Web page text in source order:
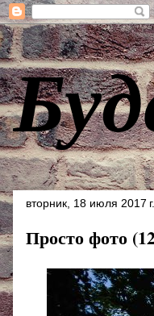
вторник, 18 июля 2017 г.
Просто фото